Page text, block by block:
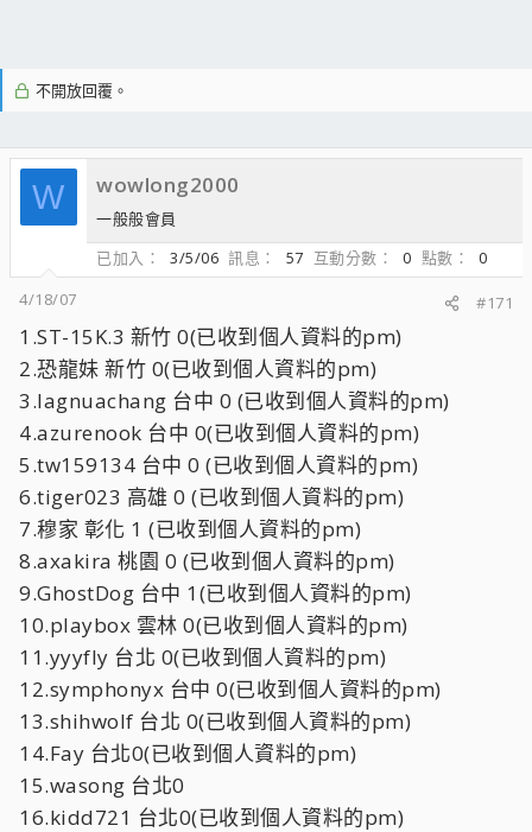
不開放回覆。
W wowlong2000
一般般會員
已加入
3/5/06 訊息 57 互動分數 0 點數
0
4/18/07
#171
1.ST-15K.3 新竹 0(已收到個人資料的pm)
2.恐龍妹 新竹 0(已收到個人資料的pm)
3.lagnuachang 台中 0 (已收到個人資料的pm)
4.azurenook 台中 0(已收到個人資料的pm)
5.tw159134 台中 0 (已收到個人資料的pm)
6.tiger023 高雄 0 (已收到個人資料的pm)
7.穆家 彰化 1 (已收到個人資料的pm)
8.axakira 桃園 0 (已收到個人資料的pm)
9.GhostDog 台中 1(已收到個人資料的pm)
10.playbox 雲林 0(已收到個人資料的pm)
11.yyyfly 台北 0(已收到個人資料的pm)
12.symphonyx 台中 0(已收到個人資料的pm)
13.shihwolf 台北 0(已收到個人資料的pm)
14.Fay 台北0(已收到個人資料的pm)
15.wasong 台北0
16.kidd721 台北0(已收到個人資料的pm)